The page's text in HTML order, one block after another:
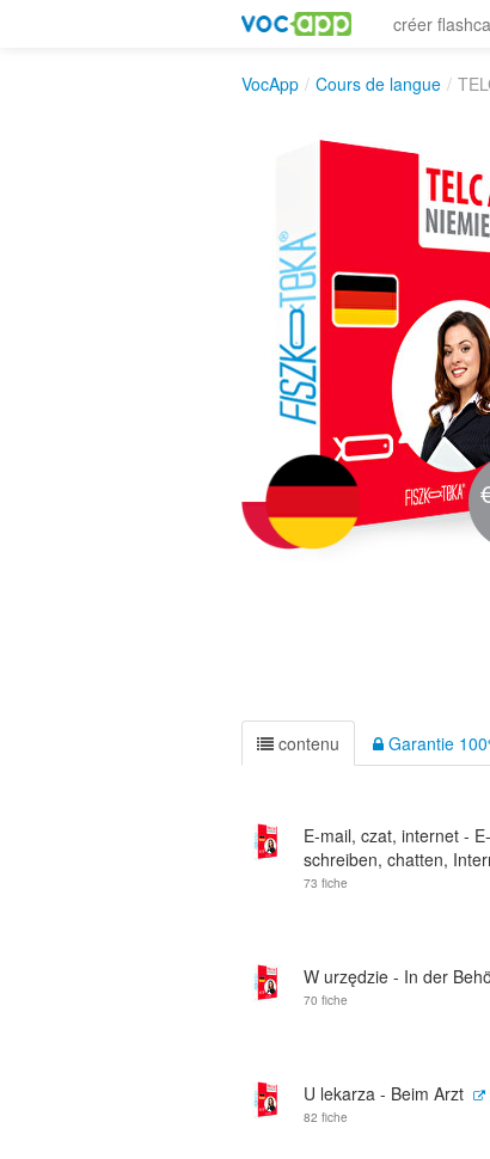
créer
VocApp / Cours de langue /
contenu Garantie
E-mail, czat, internet -
schreiben, chatten,
73 fiche
W urzędzie - In der
70 fiche
U lekarza - Beim Arzt
82 fiche